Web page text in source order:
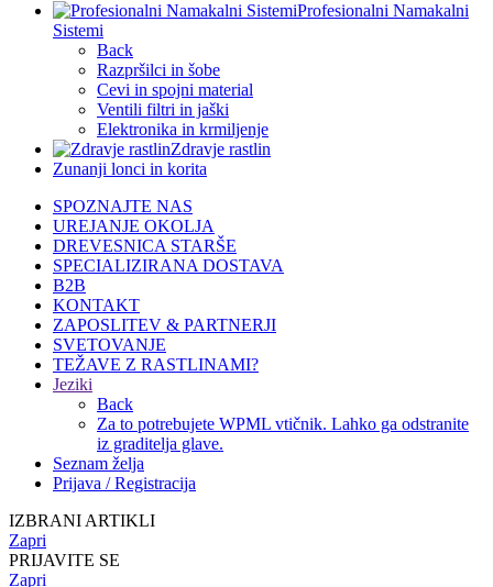
Profesionalni Namakalni
Sistemi
Back
Razpršilci in šobe
Cevi in spojni material
Ventili filtri in jaški
Elektronika in krmiljenje
Zdravje rastlin
Zunanji lonci in korita
SPOZNAJTE NAS
UREJANJE OKOLJA
DREVESNICA STARŠE
SPECIALIZIRANA DOSTAVA
B2B
KONTAKT
ZAPOSLITEV & PARTNERJI
SVETOVANJE
TEŽAVE Z RASTLINAMI?
Jeziki
Back
Za to potrebujete WPML vtičnik. Lahko ga odstranite
iz graditelja glave.
Seznam želja
Prijava / Registracija
IZBRANI ARTIKLI
Zapri
PRIJAVITE SE
Zapri